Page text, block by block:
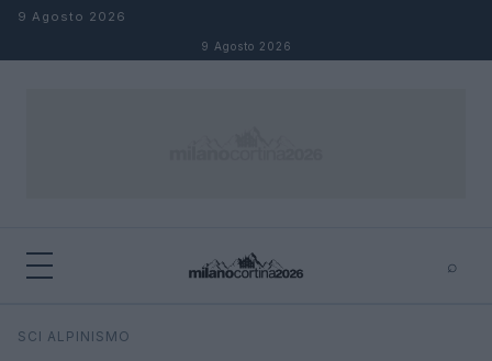
Salta al contenuto
9 Agosto 2026
9 Agosto 2026
⌕
Cerca
SCI ALPINISMO